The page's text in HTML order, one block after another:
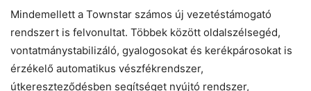
Mindemellett a Townstar számos új vezetéstámogató
rendszert is felvonultat. Többek között oldalszélsegéd,
vontatmánystabilizáló, gyalogosokat és kerékpárosokat is
érzékelő automatikus vészfékrendszer,
útkereszteződésben segítséget nyújtó rendszer,